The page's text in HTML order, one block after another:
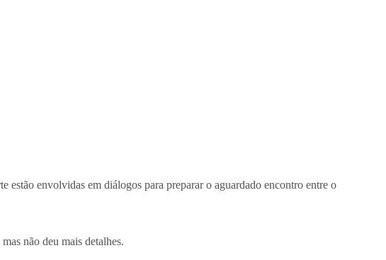
envolvidas em diálogos para preparar o aguardado encontro entre o
não deu mais detalhes.